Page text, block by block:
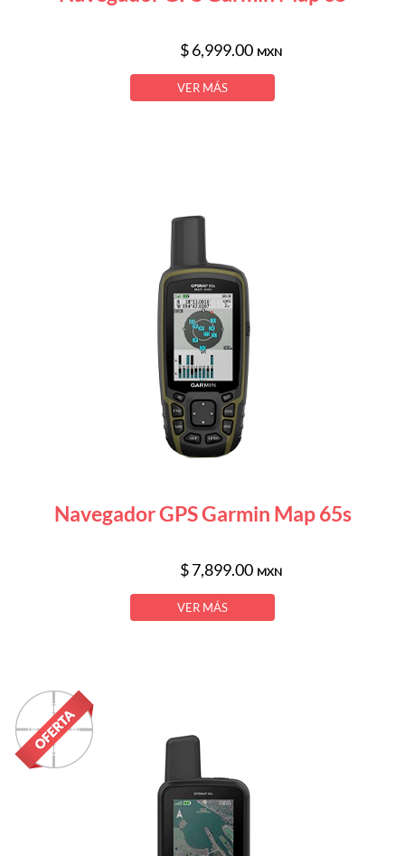
$ 6,999.00 MXN
VER MÁS
Navegador GPS Garmin Map 65s
$ 7,899.00 MXN
VER MÁS